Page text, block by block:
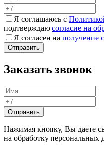
Я соглашаюсь с
подтверждаю согласие на
Я согласен на получение
Заказать звонок
Нажимая кнопку, Вы даете
на обработку персональных